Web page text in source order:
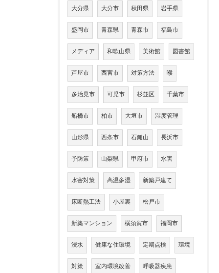
大分県 大分市 秋田県 岩手県
盛岡市 青森県 青森市 福島市
メディア 和歌山県 美術館 図書館
芦屋市 西宮市 対策方法 喉
多治見市 可児市 杉並区 千葉市
船橋市 柏市 大垣市 湿度管理
山形県 西条市 石鎚山 長浜市
予防策 山梨県 甲府市 水害
水害対策 高温多湿 新築戸建て
床断熱工法 小屋裏 松戸市
新築マンション 横須賀市 福岡市
浸水 健康な住環境 定期点検 環境
対策 室内環境改善 呼吸器疾患